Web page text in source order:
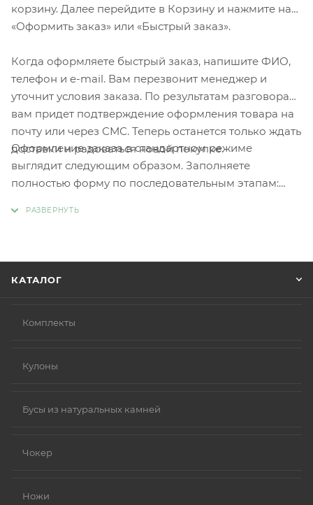
корзину. Далее перейдите в Корзину и нажмите на
«Оформить заказ» или «Быстрый заказ».
Когда оформляете быстрый заказ, напишите ФИО,
телефон и e-mail. Вам перезвонит менеджер и
уточнит условия заказа. По результатам разговора
вам придет подтверждение оформления товара на
почту или через СМС. Теперь останется только ждать
доставки и радоваться новой покупке.
Оформление заказа в стандартном режиме
выглядит следующим образом. Заполняете
полностью форму по последовательным этапам:
КАТАЛОГ
Комплекты
Кулоны
Бусы из натуральных камней
Чокер
Ножи